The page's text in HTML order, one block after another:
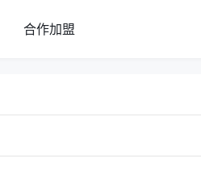
合作加盟